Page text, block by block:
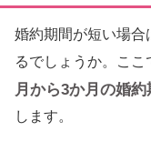
婚約期間が短い場合
るでしょうか。こ
月から3か月の婚約
します。